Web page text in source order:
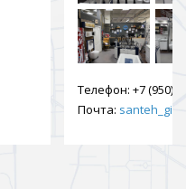
Телефон: +7 (950)
Почта: